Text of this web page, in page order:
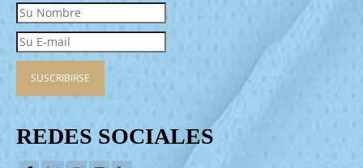
REDES SOCIALES